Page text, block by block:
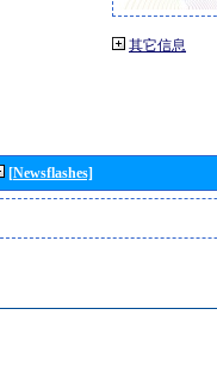
其它信息
[Newsflashes]